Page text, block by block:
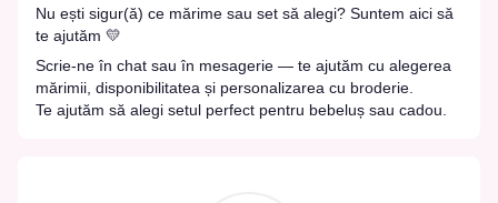
Nu ești sigur(ă) ce mărime sau set să alegi? Suntem aici să
te ajutăm 💛
Scrie-ne în chat sau în mesagerie — te ajutăm cu alegerea
mărimii, disponibilitatea și personalizarea cu broderie.
Te ajutăm să alegi setul perfect pentru bebeluș sau cadou.